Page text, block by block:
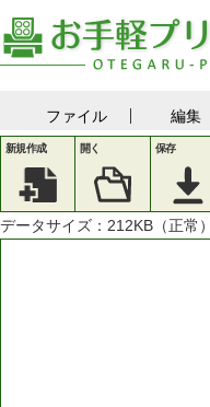
ファイル 編集
新規作成 開く 保存
データサイズ： 212KB（正常）